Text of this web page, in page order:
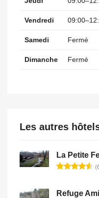
Vendredi
Samedi Fermé
Dimanche Fermé
Les autres
La Petite
Refuge